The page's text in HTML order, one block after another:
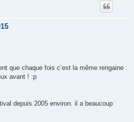
que chaque fois c’est la même rengaine :
avant ! :p
depuis 2005 environ. il a beaucoup